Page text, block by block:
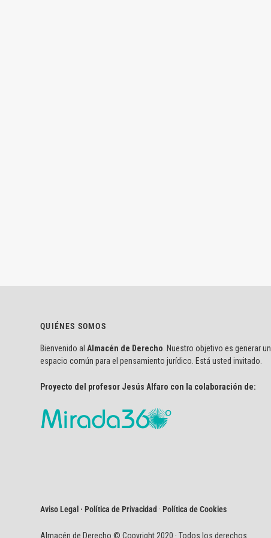
QUIÉNES SOMOS
Bienvenido al Almacén de Derecho . Nuestro objetivo es generar un
espacio común para el pensamiento jurídico. Está usted invitado.
Proyecto del profesor Jesús Alfaro con la colaboración de:
Aviso Legal · Política de Privacidad ·Política de Cookies
Almacén de Derecho © Copyright 2020 · Todos los derechos